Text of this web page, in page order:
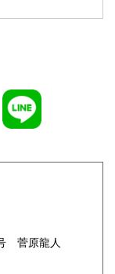
200円
菅原龍人